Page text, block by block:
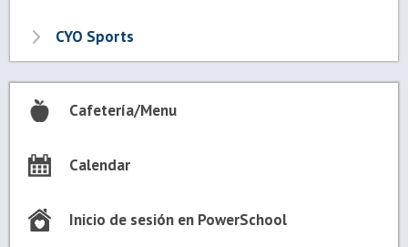
CYO Sports
Cafetería/Menu
Calendar
Inicio de sesión en PowerSchool